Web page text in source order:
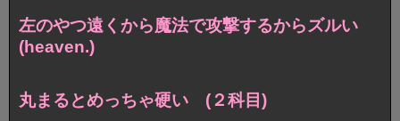
左のやつ遠くから魔法で攻撃するからズルい
(heaven.)
丸まるとめっちゃ硬い (２科目)